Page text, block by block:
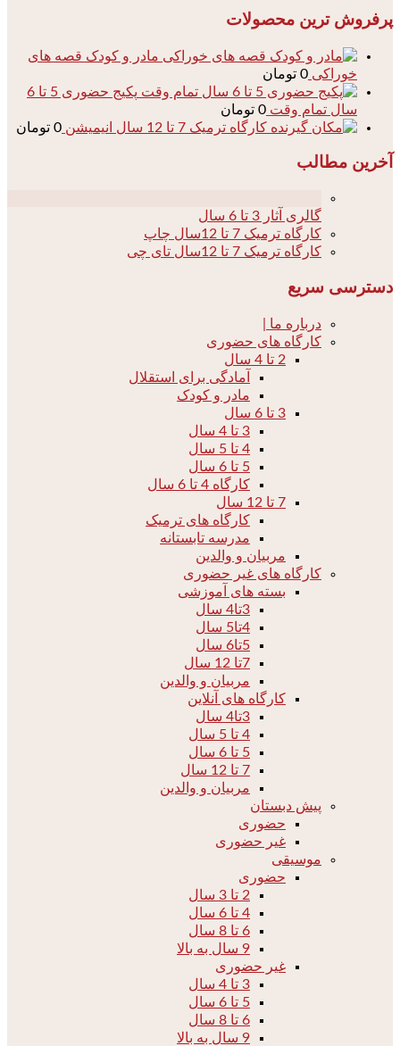
پرفروش ترین محصولات
مادر و کودک قصه های
خوراکی 0 تومان
پکیج حضوری 5 تا 6
سال تمام وقت 0 تومان
کارگاه ترمیک 7 تا 12 سال انیمیشن
0 تومان
آخرین مطالب
گالری آثار 3 تا 6 سال
کارگاه ترمیک 7 تا 12سال چاپ
کارگاه ترمیک 7 تا 12سال تای چی
دسترسی سریع
درباره ما |
کارگاه های حضوری
2 تا 4 سال
آمادگی برای استقلال
مادر و کودک
3 تا 6 سال
3 تا 4 سال
4 تا 5 سال
5 تا 6 سال
کارگاه 4 تا 6 سال
7 تا 12 سال
کارگاه های ترمیک
مدرسه تابستانه
مربیان و والدین
کارگاه های غیر حضوری
بسته های آموزشی
3تا4 سال
4تا5 سال
5تا6 سال
7تا 12 سال
مربیان و والدین
کارگاه های آنلاین
3تا4 سال
4 تا 5 سال
5 تا 6 سال
7 تا 12 سال
مربیان و والدین
پیش دبستان
حضوری
غیر حضوری
موسیقی
حضوری
2 تا 3 سال
4 تا 6 سال
6 تا 8 سال
9 سال به بالا
غیر حضوری
3 تا 4 سال
5 تا 6 سال
6 تا 8 سال
9 سال به بالا